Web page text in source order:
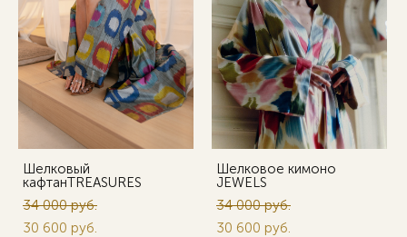
Шелковый
кафтанTREASURES
34 000 pуб.
30 600 pуб.
Шелковое кимоно
JEWELS
34 000 pуб.
30 600 pуб.